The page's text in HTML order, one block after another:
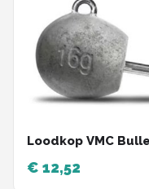
Loodkop VMC
€ 12,52